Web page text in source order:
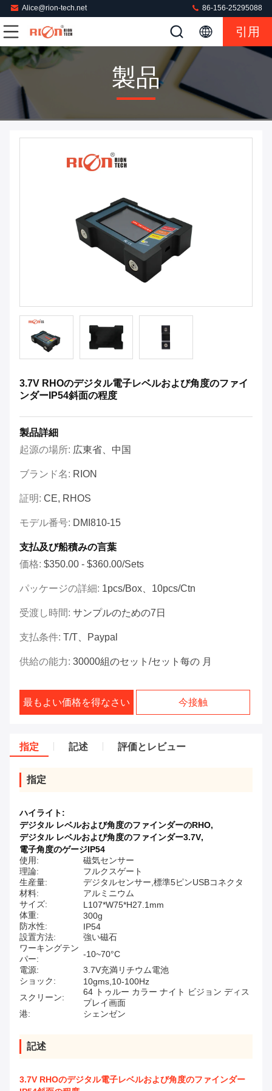
Alice@rion-tech.net 86-156-25295088
引用
製品
3.7V RHOのデジタル電子レベルおよび角度のファイ
ンダーIP54斜面の程度
製品詳細
起源の場所: 広東省、中国
ブランド名: RION
証明: CE, RHOS
モデル番号: DMI810-15
支払及び船積みの言葉
価格: $350.00 - $360.00/Sets
パッケージの詳細: 1pcs/box、10pcs/ctn
受渡し時間: サンプルのための7日
支払条件: T/T、Paypal
供給の能力: 30000組のセット/セット每の 月
最もよい価格を得なさい 今接触
指定 記述 評価とレビュー
指定
ハイライト:
デジタル レベルおよび角度のファインダーのRHO,
デジタル レベルおよび角度のファインダー3.7V,
電子角度のゲージIP54
使用:
磁気センサー
理論:
フルクスゲート
生産量:
デジタルセンサー,標準5ピンUSBコネクタ
材料:
アルミニウム
サイズ:
L107*W75*H27.1mm
体重:
300g
防水性:
IP54
設置方法:
強い磁石
ワーキングテン
パー:
-10~70°C
電源:
3.7V充満リチウム電池
ショック:
10gms,10-100Hz
スクリーン:
64 トゥルー カラー ナイト ビジョン ディス
プレイ画面
港:
シェンゼン
記述
3.7V RHOのデジタル電子レベルおよび角度のファインダー